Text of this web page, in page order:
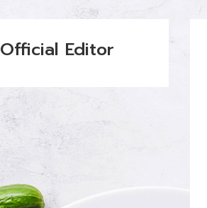
Official Editor